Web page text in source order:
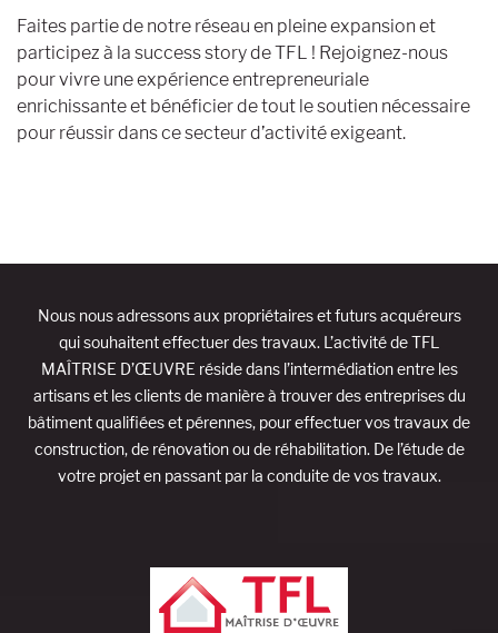
Faites partie de notre réseau en pleine expansion et
participez à la success story de TFL ! Rejoignez-nous
pour vivre une expérience entrepreneuriale
enrichissante et bénéficier de tout le soutien nécessaire
pour réussir dans ce secteur d’activité exigeant.
Nous nous adressons aux propriétaires et futurs acquéreurs
qui souhaitent effectuer des travaux. L’activité de TFL
MAÎTRISE D’ŒUVRE réside dans l’intermédiation entre les
artisans et les clients de manière à trouver des entreprises du
bâtiment qualifiées et pérennes, pour effectuer vos travaux de
construction, de rénovation ou de réhabilitation. De l’étude de
votre projet en passant par la conduite de vos travaux.